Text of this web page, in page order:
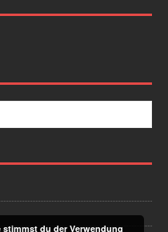
du der Verwendung